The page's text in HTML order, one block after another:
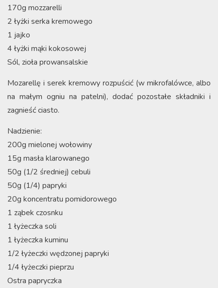
170g mozzarelli
2 łyżki serka kremowego
1 jajko
4 łyżki mąki kokosowej
Sól, zioła prowansalskie
Mozarellę i serek kremowy rozpuścić (w mikrofalówce, albo
na małym ogniu na patelni), dodać pozostałe składniki i
zagnieść ciasto.
Nadzienie:
200g mielonej wołowiny
15g masła klarowanego
50g (1/2 średniej) cebuli
50g (1/4) papryki
20g koncentratu pomidorowego
1 ząbek czosnku
1 łyżeczka soli
1 łyżeczka kuminu
1/2 łyżeczki wędzonej papryki
1/4 łyżeczki pieprzu
Ostra papryczka